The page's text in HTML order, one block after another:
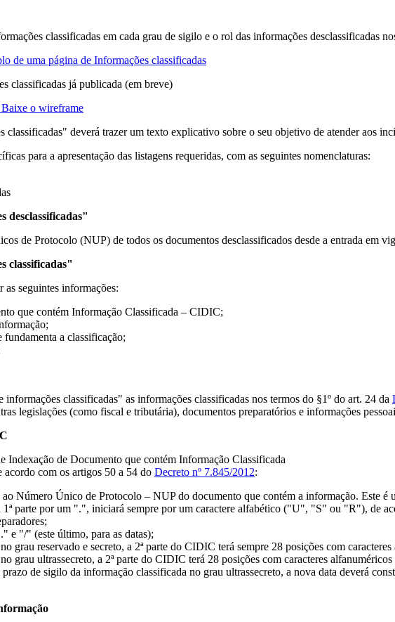
classificadas em cada grau de sigilo e o rol das informações desclassificadas
de uma página de Informações classificadas
classificadas já publicada (em breve)
Baixe o wireframe
classificadas" deverá trazer um texto explicativo sobre o seu objetivo de atender aos
para a apresentação das listagens requeridas, com as seguintes nomenclaturas:
desclassificadas"
de Protocolo (NUP) de todos os documentos desclassificados desde a entrada em
classificadas"
as seguintes informações:
que contém Informação Classificada – CIDIC;
a classificação;
classificadas" as informações classificadas nos termos do §1º do art. 24 da
legislações (como fiscal e tributária), documentos preparatórios e informações
Indexação de Documento que contém Informação Classificada
acordo com os artigos 50 a 54 do Decreto nº 7.845/2012:
Número Único de Protocolo – NUP do documento que contém a informação. Este é
1ª parte por um ".", iniciará sempre por um caractere alfabético ("U", "S" ou "R"), de
e "/" (este último, para as datas);
grau reservado e secreto, a 2ª parte do CIDIC terá sempre 28 posições com
grau ultrassecreto, a 2ª parte do CIDIC terá 28 posições com caracteres
de sigilo da informação classificada no grau ultrassecreto, a nova data deverá